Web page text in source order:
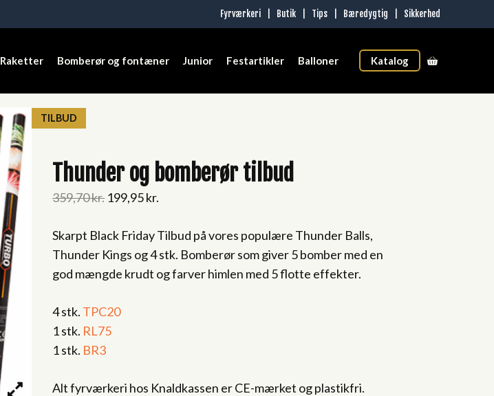
Fyrværkeri Butik Tips Bæredygtig Sikkerhed
Raketter Bomberør og fontæner Junior Festartikler Balloner Katalog
TILBUD
Thunder og bomberør tilbud
359,70kr. Original
was:
359,70 kr..
199,95kr.
is:
199,95 kr..
Skarpt Black Friday Tilbud på vores populære Thunder Balls,
Thunder Kings og 4 stk. Bomberør som giver 5 bomber med en
god mængde krudt og farver himlen med 5 flotte effekter.
4 stk. TPC20
1 stk. RL75
1 stk. BR3
Alt fyrværkeri hos Knaldkassen er CE-mærket og plastikfri.